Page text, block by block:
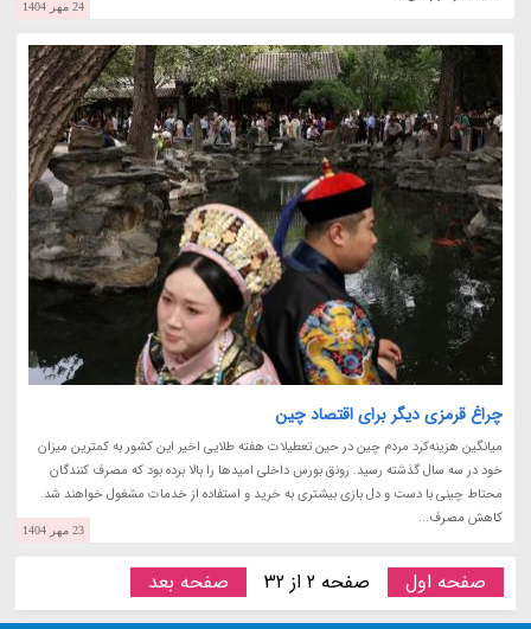
24 مهر 1404
چراغ قرمزی دیگر برای اقتصاد چین
میانگین هزینه‌کرد مردم چین در حین تعطیلات هفته طلایی اخیر این کشور به کمترین میزان
خود در سه سال گذشته رسید. رونق بورس داخلی امیدها را بالا برده بود که مصرف کنندگان
محتاط چینی با دست و دل بازی بیشتری به خرید و استفاده از خدمات مشغول خواهند شد.
کاهش مصرف...
23 مهر 1404
صفحه اول صفحه 2 از 32 صفحه بعد